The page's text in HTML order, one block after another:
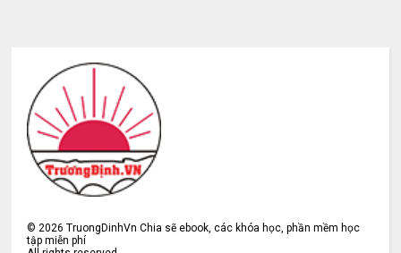
© 2026 TruongDinhVn Chia sẽ ebook, các khóa học, phần mềm học
tập miễn phí